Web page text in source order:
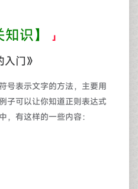
知识】
门》
号表示文字的方法，主要用
子可以让你知道正则表达式
，有这样的一些内容：